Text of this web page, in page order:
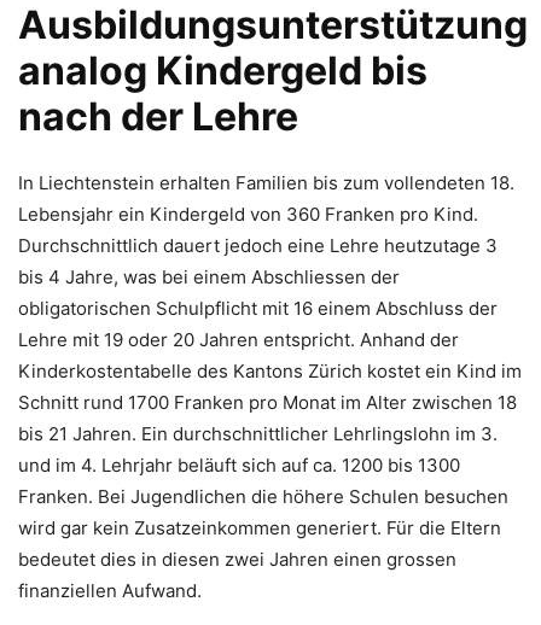
Ausbildungsunterstützung
analog Kindergeld bis
nach der Lehre
In Liechtenstein erhalten Familien bis zum vollendeten 18.
Lebensjahr ein Kindergeld von 360 Franken pro Kind.
Durchschnittlich dauert jedoch eine Lehre heutzutage 3
bis 4 Jahre, was bei einem Abschliessen der
obligatorischen Schulpflicht mit 16 einem Abschluss der
Lehre mit 19 oder 20 Jahren entspricht. Anhand der
Kinderkostentabelle des Kantons Zürich kostet ein Kind im
Schnitt rund 1700 Franken pro Monat im Alter zwischen 18
bis 21 Jahren. Ein durchschnittlicher Lehrlingslohn im 3.
und im 4. Lehrjahr beläuft sich auf ca. 1200 bis 1300
Franken. Bei Jugendlichen die höhere Schulen besuchen
wird gar kein Zusatzeinkommen generiert. Für die Eltern
bedeutet dies in diesen zwei Jahren einen grossen
finanziellen Aufwand.